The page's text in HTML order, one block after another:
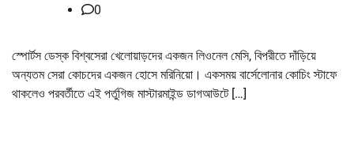
0
স্পোর্টস ডেস্ক বিশ্বসেরা খেলোয়াড়দের একজন লিওনেল মেসি, বিপরীতে দাঁড়িয়ে
অন্যতম সেরা কোচদের একজন হোসে মরিনিয়ো। একসময় বার্সেলোনার কোচিং স্টাফে
থাকলেও পরবর্তীতে এই পর্তুগিজ মাস্টারমাইন্ড ডাগআউটে […]